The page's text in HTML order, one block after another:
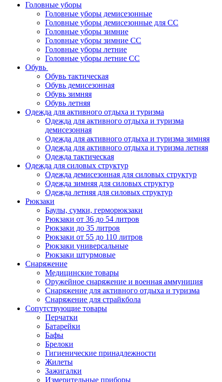
Головные уборы
Головные уборы демисезонные
Головные уборы демисезонные для СС
Головные уборы зимние
Головные уборы зимние СС
Головные уборы летние
Головные уборы летние СС
Обувь
Обувь тактическая
Обувь демисезонная
Обувь зимняя
Обувь летняя
Одежда для активного отдыха и туризма
Одежда для активного отдыха и туризма
демисезонная
Одежда для активного отдыха и туризма зимняя
Одежда для активного отдыха и туризма летняя
Одежда тактическая
Одежда для силовых структур
Одежда демисезонная для силовых структур
Одежда зимняя для силовых структур
Одежда летняя для силовых структур
Рюкзаки
Баулы, сумки, герморюкзаки
Рюкзаки от 36 до 54 литров
Рюкзаки до 35 литров
Рюкзаки от 55 до 110 литров
Рюкзаки универсальные
Рюкзаки штурмовые
Снаряжение
Медицинские товары
Оружейное снаряжение и военная аммуниция
Снаряжение для активного отдыха и туризма
Снаряжение для страйкбола
Сопутствующие товары
Перчатки
Батарейки
Бафы
Брелоки
Гигиенические принадлежности
Жилеты
Зажигалки
Измерительные приборы